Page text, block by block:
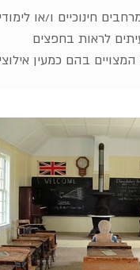
חינוכיים ו/או
לראות בחפצים
המצויים בהם כמעין